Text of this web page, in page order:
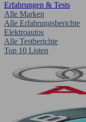
Erfahrungen & Tests
Alle Marken
Alle Erfahrungsberichte
Elektroautos
Alle Testberichte
Top 10 Listen